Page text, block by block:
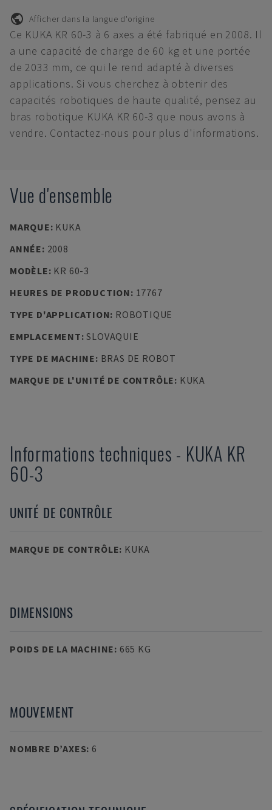
Afficher dans la langue d'origine
Ce KUKA KR 60-3 à 6 axes a été fabriqué en 2008. Il
a une capacité de charge de 60 kg et une portée
de 2033 mm, ce qui le rend adapté à diverses
applications. Si vous cherchez à obtenir des
capacités robotiques de haute qualité, pensez au
bras robotique KUKA KR 60-3 que nous avons à
vendre. Contactez-nous pour plus d'informations.
Vue d'ensemble
MARQUE: KUKA
ANNÉE: 2008
MODÈLE: KR 60-3
HEURES DE PRODUCTION: 17767
TYPE D'APPLICATION: ROBOTIQUE
EMPLACEMENT:SLOVAQUIE
TYPE DE MACHINE: BRAS DE ROBOT
MARQUE DE L'UNITÉ DE CONTRÔLE: KUKA
Informations techniques - KUKA KR
60-3
UNITÉ DE CONTRÔLE
MARQUE DE CONTRÔLE: KUKA
DIMENSIONS
POIDS DE LA MACHINE: 665 KG
MOUVEMENT
NOMBRE D’AXES: 6